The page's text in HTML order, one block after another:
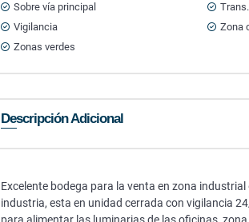
Sobre vía principal
Vigilancia
Zona
Zonas verdes
Descripción Adicional
Excelente bodega para la venta en zona
industria, esta en unidad cerrada con vigilancia